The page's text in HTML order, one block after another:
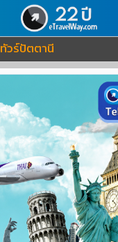
ทัวร์ปัตตานี